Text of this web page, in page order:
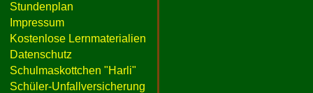
Stundenplan
Impressum
Kostenlose Lernmaterialien
Datenschutz
Schulmaskottchen "Harli"
Schüler-Unfallversicherung